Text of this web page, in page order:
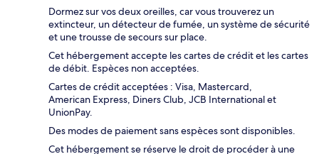
Dormez sur vos deux oreilles, car vous trouverez un
extincteur, un détecteur de fumée, un système de sécurité
et une trousse de secours sur place.
Cet hébergement accepte les cartes de crédit et les cartes
de débit. Espèces non acceptées.
Cartes de crédit acceptées : Visa, Mastercard,
American Express, Diners Club, JCB International et
UnionPay.
Des modes de paiement sans espèces sont disponibles.
Cet hébergement se réserve le droit de procéder à une